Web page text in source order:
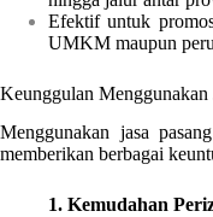
Efektif untuk
UMKM maupun
Keunggulan Menggunakan
Menggunakan jasa
memberikan berbagai
1. Kemudahan